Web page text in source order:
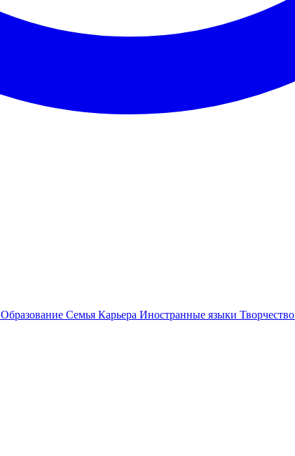
Образование Семья Карьера Иностранные языки Творчество